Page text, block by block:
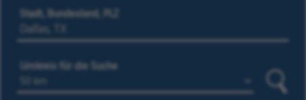
Stadt, Bundesland, PLZ
Umkreis für die Suche